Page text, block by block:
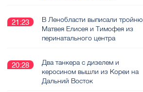
21:23
В Ленобласти выписали тройню
Матвея Елисея и Тимофея из
перинатального центра
20:28
Два танкера с дизелем и
керосином вышли из Кореи на
Дальний Восток